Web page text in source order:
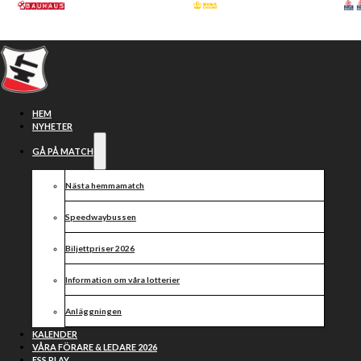
Hoppa till huvudinnehåll
HEM
NYHETER
GÅ PÅ MATCH
Nästa hemmamatch
Speedwaybussen
Biljettpriser 2026
Information om våra lotterier
Anläggningen
KALENDER
VÅRA FÖRARE & LEDARE 2026
Lagledning klar för
Smedernas